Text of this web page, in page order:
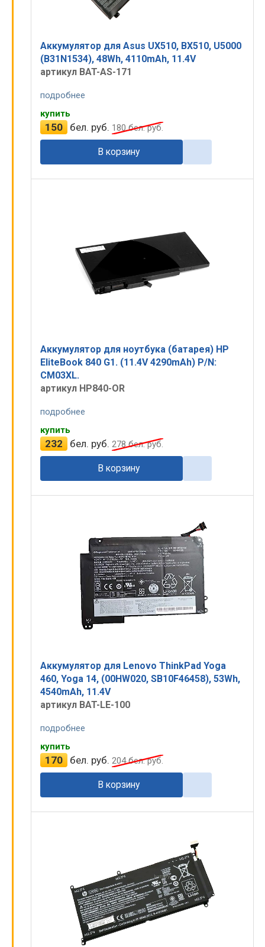
Аккумулятор для Asus UX510, BX510, U5000
(B31N1534), 48Wh, 4110mAh, 11.4V
артикул BAT-AS-171
подробнее
купить
150 бел. руб. 180бел. руб.
В корзину
Аккумулятор для ноутбука (батарея) HP
EliteBook 840 G1. (11.4V 4290mAh) P/N:
CM03XL.
артикул HP840-OR
подробнее
купить
232 бел. руб. 278бел. руб.
В корзину
Аккумулятор для Lenovo ThinkPad Yoga
460, Yoga 14, (00HW020, SB10F46458), 53Wh,
4540mAh, 11.4V
артикул BAT-LE-100
подробнее
купить
170 бел. руб. 204бел. руб.
В корзину